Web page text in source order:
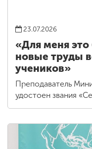
23.07.2026
«Для меня это
новые труды
учеников»
Преподаватель
удостоен звания